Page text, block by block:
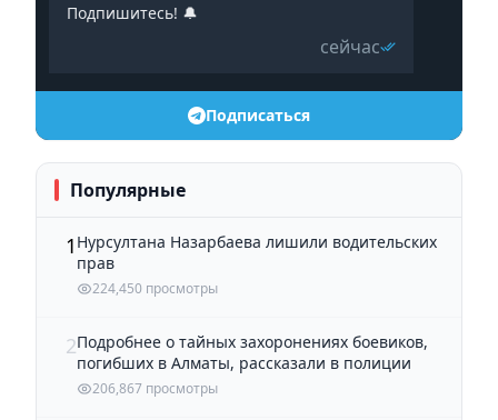
Подпишитесь! 🔔
сейчас
Подписаться
Популярные
1 Нурсултана Назарбаева лишили водительских
прав
224,450 просмотры
2Подробнее о тайных захоронениях боевиков,
погибших в Алматы, рассказали в полиции
206,867 просмотры